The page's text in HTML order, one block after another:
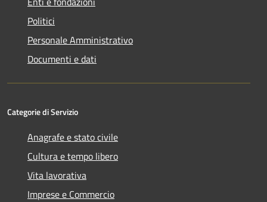
Politici
Personale Amministrativo
Documenti e dati
Categorie di Servizio
Anagrafe e stato civile
Cultura e tempo libero
Vita lavorativa
Imprese e Commercio